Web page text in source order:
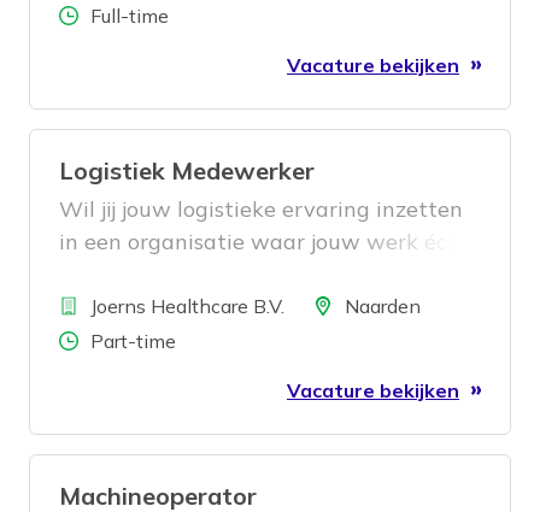
Aantal uren
Full-time
Vacature bekijken
Logistiek Medewerker
Wil jij jouw logistieke ervaring inzetten
in een organisatie waar jouw werk écht
BedrijfJoerns Healthcare B.V. LocatieNaarden
Aantal uren
Part-time
Vacature bekijken
Machineoperator